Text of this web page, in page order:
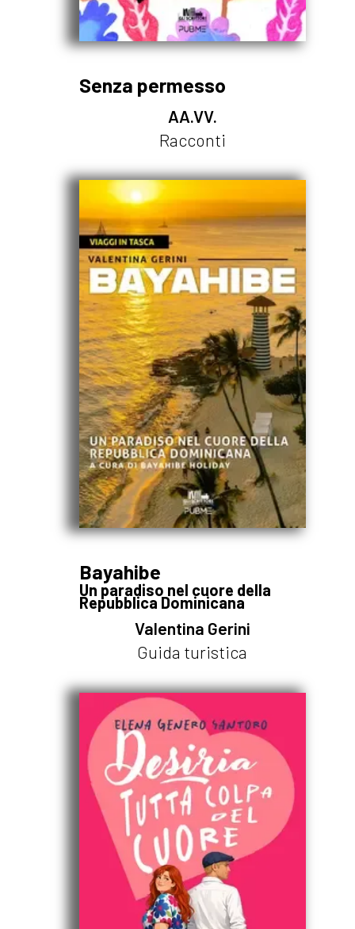
Senza permesso
AA.VV.
Racconti
Bayahibe
Un paradiso nel cuore della
Repubblica Dominicana
Valentina Gerini
Guida turistica